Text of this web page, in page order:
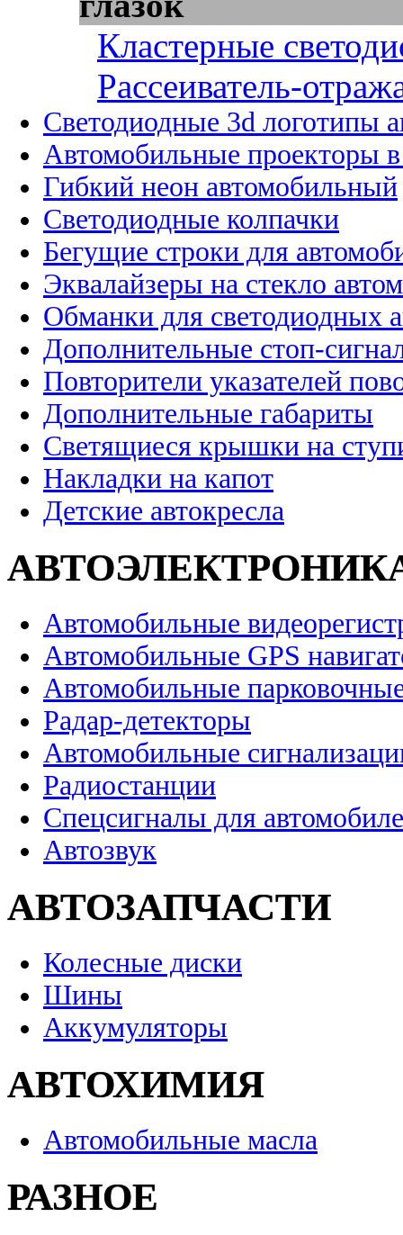
Кластерные
Рассеиватель-
Светодиодные 3d логотипы
Автомобильные проекторы
Гибкий неон автомобильный
Светодиодные колпачки
Бегущие строки для
Эквалайзеры на стекло
Обманки для светодиодных
Дополнительные стоп-
Повторители указателей
Дополнительные габариты
Светящиеся крышки на
Накладки на капот
Детские автокресла
Автомобильные
Автомобильные GPS
Автомобильные
Радар-детекторы
Автомобильные
Радиостанции
Спецсигналы для
Автозвук
АВТОЗАПЧАСТИ
Колесные диски
Шины
Аккумуляторы
АВТОХИМИЯ
Автомобильные масла
РАЗНОЕ